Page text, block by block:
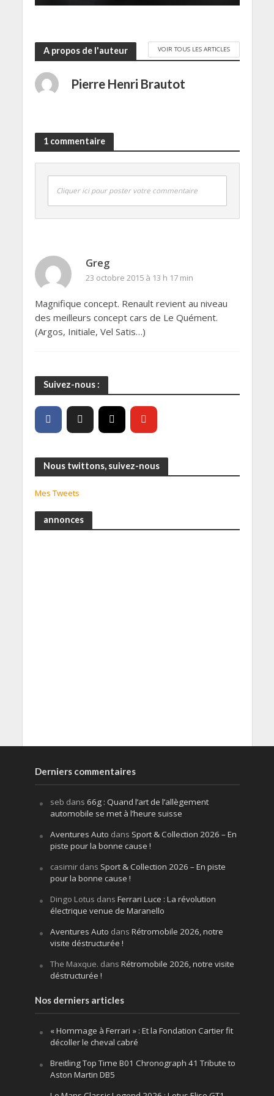
A propos de l'auteur VOIR TOUS LES ARTICLES
Pierre Henri Brautot
1 commentaire
Cliquer ici pour poster votre commentaire
Greg
23 octobre 2015 à 13 h 17 min
Magnifique concept. Renault revient au niveau
des meilleurs concept cars de Le Quément.
(Argos, Initiale, Vel Satis…)
Suivez-nous :
Nous twittons, suivez-nous
Mes Tweets
annonces
Derniers commentaires
seb dans 66g : Quand l’art de l’allègement
automobile se met à l’heure suisse
Aventures Auto dans Sport & Collection 2026 – En
piste pour la bonne cause !
casimirdans Sport & Collection 2026 – En piste
pour la bonne cause !
Dingo Lotus dans Ferrari Luce : La révolution
électrique venue de Maranello
Aventures Auto dans Rétromobile 2026, notre
visite déstructurée !
The Maxque. dans Rétromobile 2026, notre visite
déstructurée !
Nos derniers articles
« Hommage à Ferrari » : Et la Fondation Cartier fit
décoller le cheval cabré
Breitling Top Time B01 Chronograph 41 Tribute to
Aston Martin DB5